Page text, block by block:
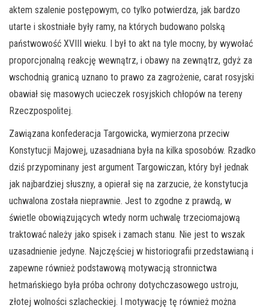
aktem szalenie postępowym, co tylko potwierdza, jak bardzo
utarte i skostniałe były ramy, na których budowano polską
państwowość XVIII wieku. I był to akt na tyle mocny, by wywołać
proporcjonalną reakcję wewnątrz, i obawy na zewnątrz, gdyż za
wschodnią granicą uznano to prawo za zagrożenie, carat rosyjski
obawiał się masowych ucieczek rosyjskich chłopów na tereny
Rzeczpospolitej.
Zawiązana konfederacja Targowicka, wymierzona przeciw
Konstytucji Majowej, uzasadniana była na kilka sposobów. Rzadko
dziś przypominany jest argument Targowiczan, który był jednak
jak najbardziej słuszny, a opierał się na zarzucie, że konstytucja
uchwalona została nieprawnie. Jest to zgodne z prawdą, w
świetle obowiązujących wtedy norm uchwalę trzeciomajową
traktować należy jako spisek i zamach stanu. Nie jest to wszak
uzasadnienie jedyne. Najczęściej w historiografii przedstawianą i
zapewne również podstawową motywacją stronnictwa
hetmańskiego była próba ochrony dotychczasowego ustroju,
złotej wolności szlacheckiej. I motywację tę również można